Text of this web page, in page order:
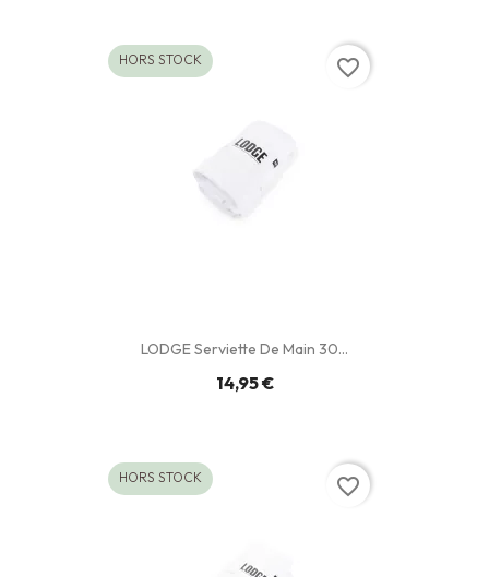
LODGE Serviette De Main 30...
14,95 €
HORS STOCK favorite_border
HORS STOCK favorite_border